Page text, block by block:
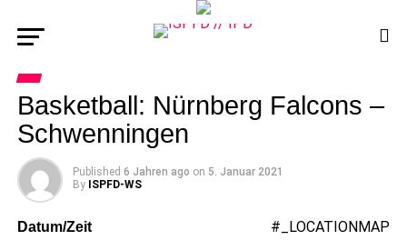
Basketball: Nürnberg Falcons –
Schwenningen
Published 6 Jahren ago on 5. Januar 2021
By ISPFD-WS
#_LOCATIONMAP
Datum/Zeit